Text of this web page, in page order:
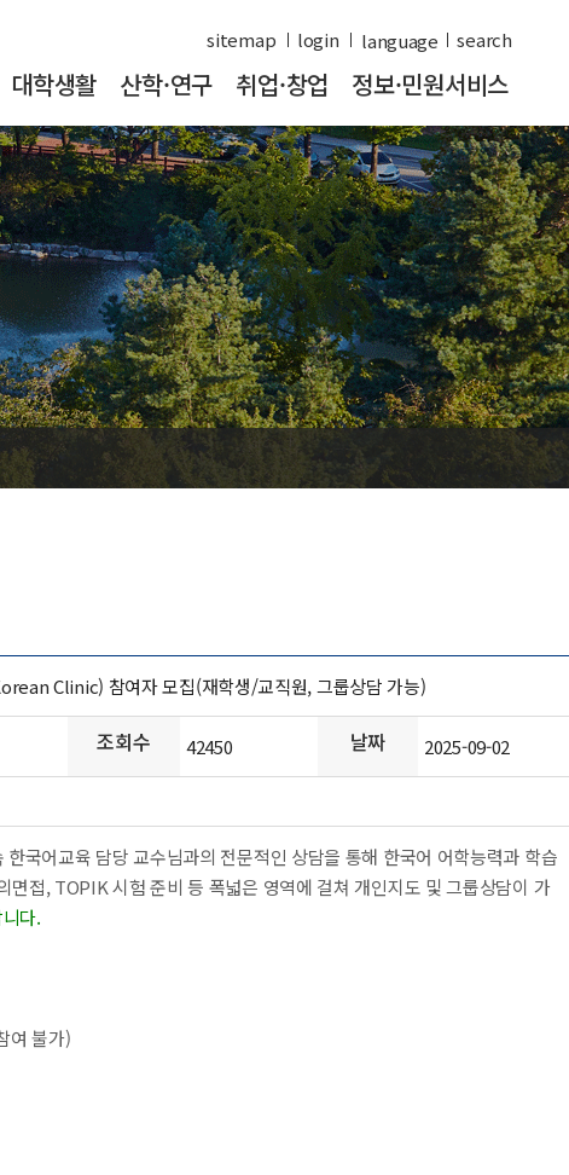
sitemap login search
대학생활 산학·연구 취업·창업 정보·민원서비스
Clinic) 참여자 모집(재학생/교직원, 그룹상담 가능)
조회수 42450 날짜 2025-09-02
국어교육 담당 교수님과의 전문적인 상담을 통해 한국어 어학능력과 학습
접, TOPIK 시험 준비 등 폭넓은 영역에 걸쳐 개인지도 및 그룹상담이 가
다.
여 불가)